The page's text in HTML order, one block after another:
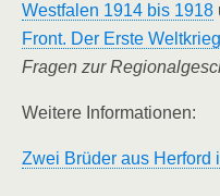
Westfalen 1914 bis 1918
Front. Der Erste Weltkrieg
Fragen zur
Weitere Informationen:
Zwei Brüder aus Herford